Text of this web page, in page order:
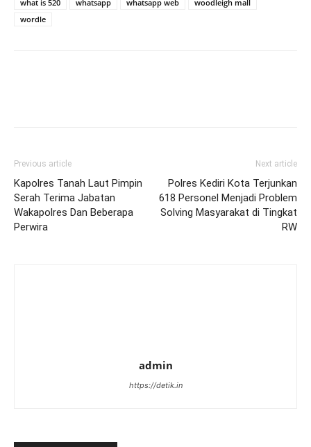
what is 520 whatsapp whatsapp web
woodleigh mall
wordle
Previous article
Kapolres Tanah Laut Pimpin
Serah Terima Jabatan
Wakapolres Dan Beberapa
Perwira
Next article
Polres Kediri Kota Terjunkan
618 Personel Menjadi Problem
Solving Masyarakat di Tingkat
RW
admin
https://detik.in